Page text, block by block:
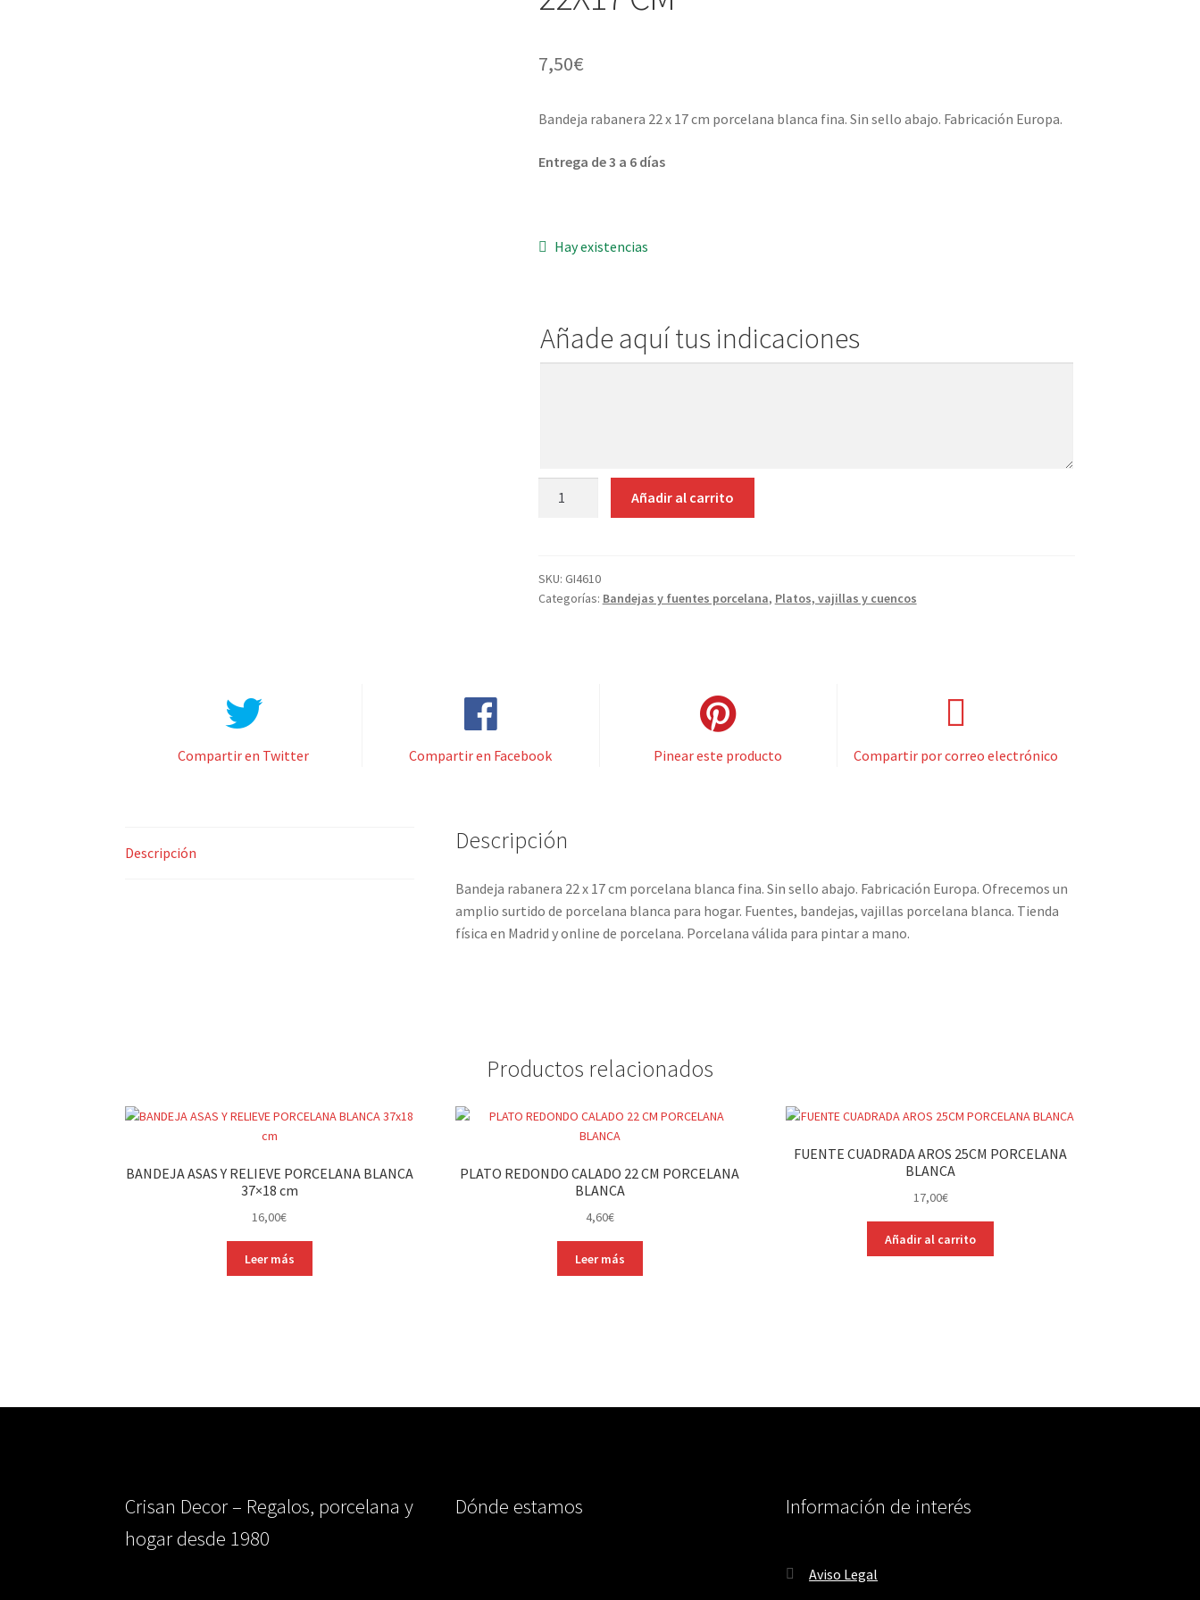
7,50€
Bandeja rabanera 22 x 17 cm porcelana blanca fina. Sin sello abajo. Fabricación Europa.
Entrega de 3 a 6 días
Hay existencias
Añade aquí tus indicaciones
CM
cantidad
Añadir al carrito
SKU: GI4610
Categorías: Bandejas y fuentes porcelana, Platos, vajillas y cuencos
Compartir en Twitter Compartir en Facebook Pinear este producto Compartir por correo electrónico
Descripción Descripción
Bandeja rabanera 22 x 17 cm porcelana blanca fina. Sin sello abajo. Fabricación Europa. Ofrecemos un
amplio surtido de porcelana blanca para hogar. Fuentes, bandejas, vajillas porcelana blanca. Tienda
física en Madrid y online de porcelana. Porcelana válida para pintar a mano.
Productos relacionados
BANDEJA ASAS Y RELIEVE PORCELANA BLANCA
37×18 cm
16,00€
Leer más
PLATO REDONDO CALADO 22 CM PORCELANA
BLANCA
4,60€
Leer más
FUENTE CUADRADA AROS 25CM PORCELANA
BLANCA
17,00€
Añadir al carrito
Crisan Decor – Regalos, porcelana y
hogar desde 1980
Dónde estamos Información de interés
Aviso Legal